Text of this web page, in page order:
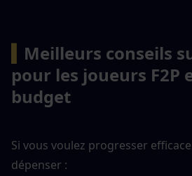
Meilleurs conseils
pour les joueurs F2P
budget
Si vous voulez progresser
dépenser :